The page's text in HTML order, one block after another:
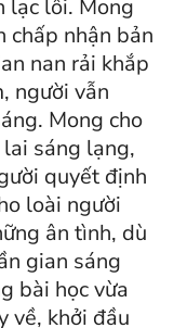
lạc lối. Mong
chấp nhận bản
nan rải khắp
người vẫn
Mong cho
sáng lạng,
quyết định
loài người
ân tình, dù
gian sáng
bài học vừa
về, khởi đầu